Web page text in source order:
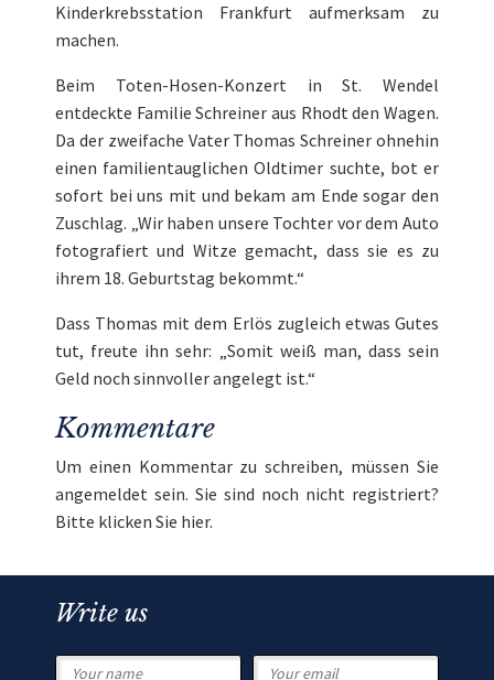
Kinderkrebsstation Frankfurt aufmerksam zu
machen.
Beim Toten-Hosen-Konzert in St. Wendel
entdeckte Familie Schreiner aus Rhodt den Wagen.
Da der zweifache Vater Thomas Schreiner ohnehin
einen familientauglichen Oldtimer suchte, bot er
sofort bei uns mit und bekam am Ende sogar den
Zuschlag. „Wir haben unsere Tochter vor dem Auto
fotografiert und Witze gemacht, dass sie es zu
ihrem 18. Geburtstag bekommt.“
Dass Thomas mit dem Erlös zugleich etwas Gutes
tut, freute ihn sehr: „Somit weiß man, dass sein
Geld noch sinnvoller angelegt ist.“
Kommentare
Um einen Kommentar zu schreiben, müssen Sie
angemeldet sein. Sie sind noch nicht registriert?
Bitte klicken Sie hier.
Write us